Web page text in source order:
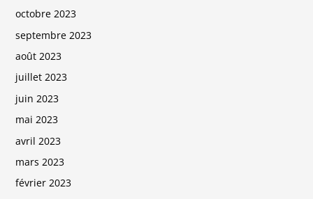
octobre 2023
septembre 2023
août 2023
juillet 2023
juin 2023
mai 2023
avril 2023
mars 2023
février 2023